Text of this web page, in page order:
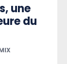
une
du